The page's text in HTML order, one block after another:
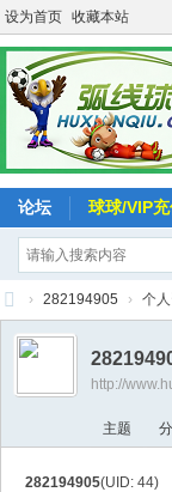
设为首页 收藏本站
论坛 球球/VIP
弧
球
› 282194905 › 个
http://
主题
282194905(UID: 44)